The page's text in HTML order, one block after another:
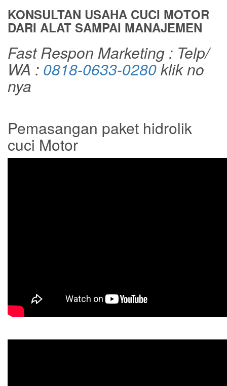
KONSULTAN USAHA CUCI MOTOR
DARI ALAT SAMPAI MANAJEMEN
Fast Respon Marketing : Telp/
WA : 0818-0633-0280klik no
nya
Pemasangan paket hidrolik
cuci Motor